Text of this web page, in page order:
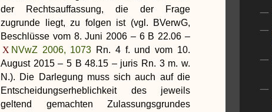
der Rechtsauffassung, die der Frage
zugrunde liegt, zu folgen ist (vgl. BVerwG,
Beschlüsse vom 8. Juni 2006 – 6 B 22.06 –
NVwZ 2006, 1073 Rn. 4 f. und vom 10.
August 2015 – 5 B 48.15 – juris Rn. 3 m. w.
N.). Die Darlegung muss sich auch auf die
Entscheidungserheblichkeit des jeweils
geltend gemachten Zulassungsgrundes